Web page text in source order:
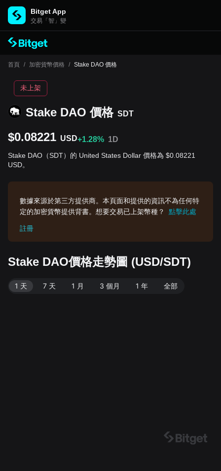
Bitget App
交易「智」變
首頁 / 加密貨幣價格 / Stake DAO 價格
Stake DAO 價格 SDT
未上架
$0.08221 USD+1.28% 1D
Stake DAO（SDT）的 United States Dollar 價格為 $0.08221
USD。
數據來源於第三方提供商。本頁面和提供的資訊不為任何特
定的加密貨幣提供背書。想要交易已上架幣種？
點擊此處
註冊
Stake DAO價格走勢圖 (USD/SDT)
1 天 7 天 1 月 3 個月 1 年 全部